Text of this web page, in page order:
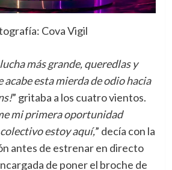
Cova Vigil
más grande, queredlas y
acabe esta mierda de odio hacia
” gritaba a los cuatro vientos.
mi primera oportunidad
estoy aquí,” decía con la
antes de estrenar en directo
de poner el broche de